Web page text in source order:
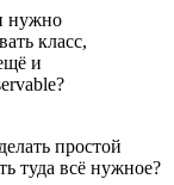
нужно
класс,
и
простой
туда всё нужное?